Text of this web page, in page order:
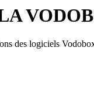
des logiciels